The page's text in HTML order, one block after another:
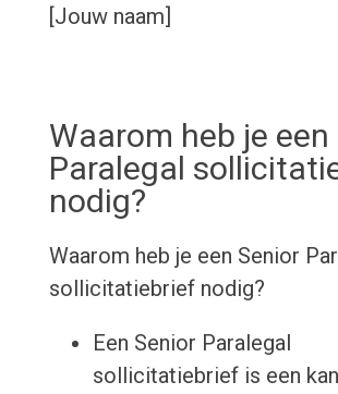
[Jouw naam]
Waarom heb je een
Paralegal
nodig?
Waarom heb je een Senior
sollicitatiebrief nodig?
Een Senior Paralegal
sollicitatiebrief is een